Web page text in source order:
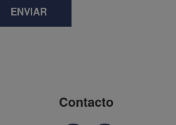
ENVIAR
Contacto